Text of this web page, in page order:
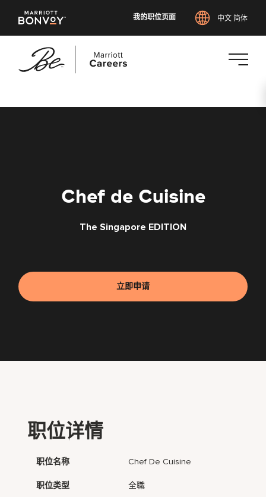
我的职位页面 中文 简体
Chef de Cuisine
The Singapore EDITION
立即申请
职位详情
职位名称 Chef De Cuisine
职位类型 全職